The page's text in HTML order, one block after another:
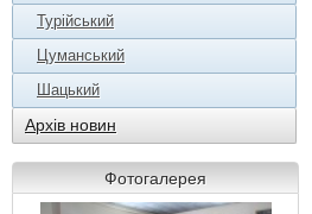
Турійський
Цуманський
Шацький
Архів новин
Фотогалерея